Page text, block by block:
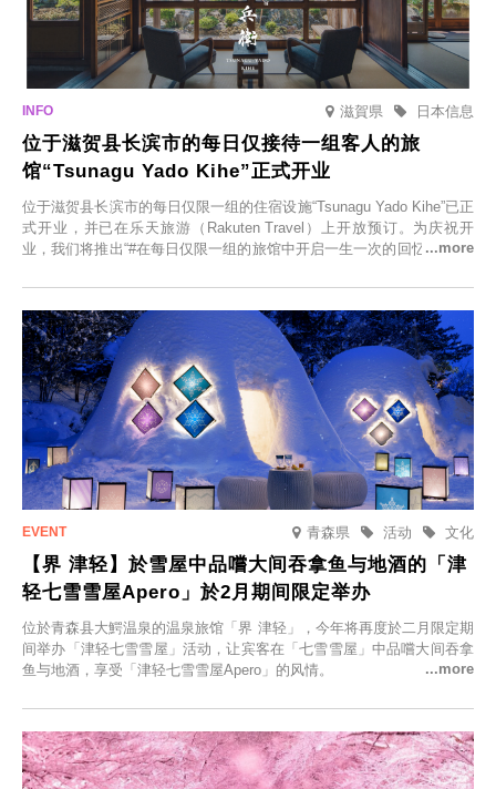
滋賀県 日本信息
位于滋贺县长滨市的每日仅接待一组客人的旅
馆“Tsunagu Yado Kihe”正式开业
位于滋贺县长滨市的每日仅限一组的住宿设施“Tsunagu Yado Kihe”已正
式开业，并已在乐天旅游（Rakuten Travel）上开放预订。为庆祝开
业，我们将推出“#在每日仅限一组的旅馆中开启一生一次的回忆之旅”活
在此与重要之人共度一段难忘的特别时光。
青森県 文化
活动
【界 津轻】於雪屋中品嚐大间吞拿鱼与地酒的「津
轻七雪雪屋Apero」於2月期间限定举办
位於青森县大鰐温泉的温泉旅馆「界 津轻」，今年将再度於二月限定期
间举办「津轻七雪雪屋」活动，让宾客在「七雪雪屋」中品嚐大间吞拿
鱼与地酒，享受「津轻七雪雪屋Apero」的风情。